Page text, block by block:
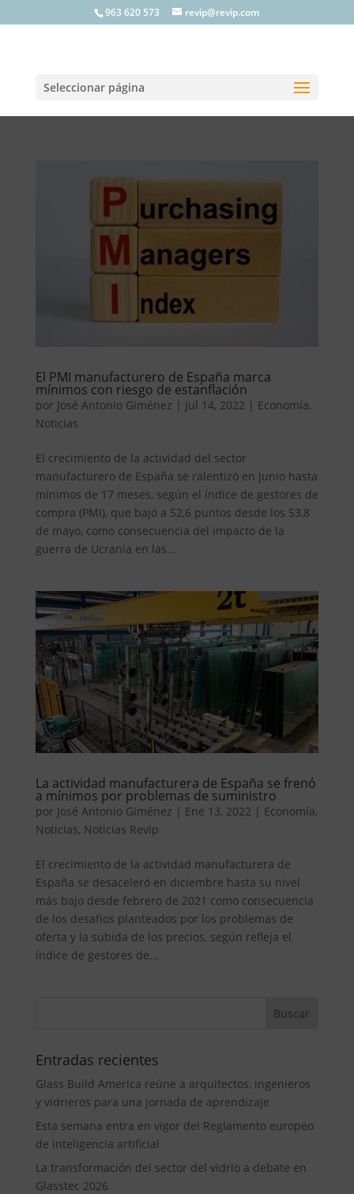
963 620 573 revip@revip.com
Seleccionar página
El PMI manufacturero de España marca
mínimos con riesgo de estanflación
por José Antonio Giménez | Jul 14, 2022 | Economía,
Noticias
El crecimiento de la actividad del sector
manufacturero de España se ralentizó en junio hasta
mínimos de 17 meses, según el índice de gestores de
compra (PMI), que bajó a 52,6 puntos desde los 53,8
de mayo, como consecuencia del impacto de la
guerra de Ucrania en las...
La actividad manufacturera de España se frenó
a mínimos por problemas de suministro
por José Antonio Giménez | Ene 13, 2022 | Economía,
Noticias, Noticias Revip
El crecimiento de la actividad manufacturera de
España se desaceleró en diciembre hasta su nivel
más bajo desde febrero de 2021 como consecuencia
de los desafíos planteados por los problemas de
oferta y la subida de los precios, según refleja el
índice de gestores de...
Entradas recientes
Glass Build America reúne a arquitectos, ingenieros
y vidrieros para una jornada de aprendizaje
Esta semana entra en vigor del Reglamento europeo
de inteligencia artificial
La transformación del sector del vidrio a debate en
Glasstec 2026